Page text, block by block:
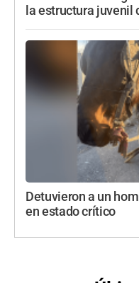
la estructura juvenil
Detuvieron a un
en estado crítico